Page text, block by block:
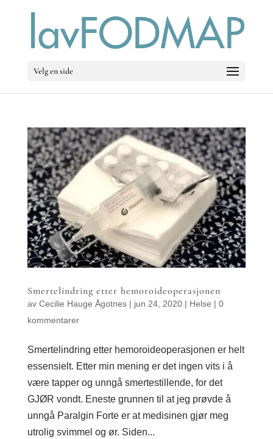
Velg en side
Smertelindring etter hemoroideoperasjonen
av Cecilie Hauge Ågotnes| jun 24, 2020| Helse | 0
kommentarer
Smertelindring etter hemoroideoperasjonen er helt
essensielt. Etter min mening er det ingen vits i å
være tapper og unngå smertestillende, for det
GJØR vondt. Eneste grunnen til at jeg prøvde å
unngå Paralgin Forte er at medisinen gjør meg
utrolig svimmel og ør. Siden...